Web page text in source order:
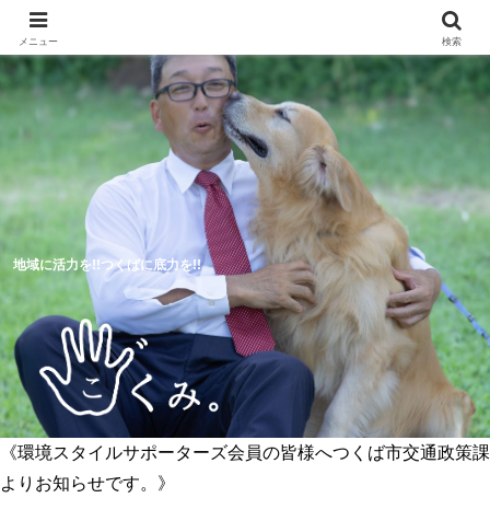
地域に活力を!!つくばに底力を!!
5つのつくば市の未来予想図 活動報告
《環境スタイルサポーターズ会員の皆様へつくば市交通政策課
よりお知らせです。》
メニュー 検索